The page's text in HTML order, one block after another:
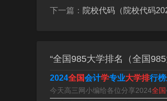
根据2023年教育部公布的985
5大学名单排名如下：清华大学
所985大学名单排名如下：清华
下一篇： 院校代码（院校代码
“全国985大学排名（全国
2024全国会计学专业大学排行
今天高三网小编给各位分享2024全国